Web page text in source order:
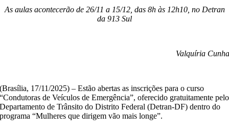
As aulas acontecerão de 26/11 a 15/12, das 8h às 12h10, no Detran
da 913 Sul
Valquíria Cunha
(Brasília, 17/11/2025) – Estão abertas as inscrições para o curso
“Condutoras de Veículos de Emergência”, oferecido gratuitamente pelo
Departamento de Trânsito do Distrito Federal (Detran-DF) dentro do
programa “Mulheres que dirigem vão mais longe”.